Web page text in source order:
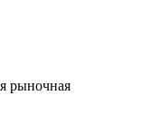
рыночная